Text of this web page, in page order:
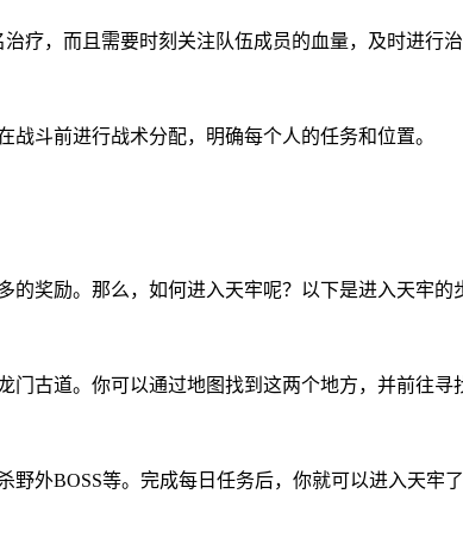
疗，而且需要时刻关注队伍成员的血量，及时进行治
斗前进行战术分配，明确每个人的任务和位置。
奖励。那么，如何进入天牢呢？以下是进入天牢的
古道。你可以通过地图找到这两个地方，并前往寻
外BOSS等。完成每日任务后，你就可以进入天牢了